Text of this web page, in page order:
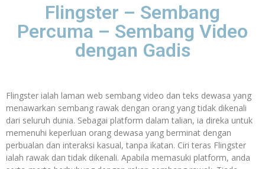
Flingster – Sembang
Percuma – Sembang Video
dengan Gadis
Flingster ialah laman web sembang video dan teks dewasa yang
menawarkan sembang rawak dengan orang yang tidak dikenali
dari seluruh dunia. Sebagai platform dalam talian, ia direka untuk
memenuhi keperluan orang dewasa yang berminat dengan
perbualan dan interaksi kasual, tanpa ikatan. Ciri teras Flingster
ialah rawak dan tidak dikenali. Apabila memasuki platform, anda